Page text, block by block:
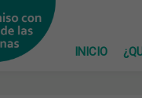
INICIO